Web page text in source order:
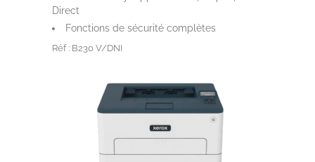
Direct
Fonctions de sécurité complètes
Réf : B230 V/DNI